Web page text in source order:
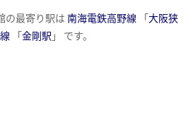
の最寄り駅は 南海電鉄高野線 「大阪狭
「金剛駅 」 です。